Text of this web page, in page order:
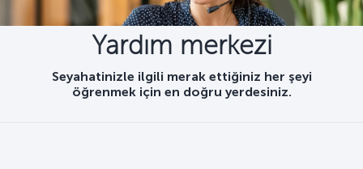
Yardım merkezi
Seyahatinizle ilgili merak ettiğiniz her şeyi
öğrenmek için en doğru yerdesiniz.